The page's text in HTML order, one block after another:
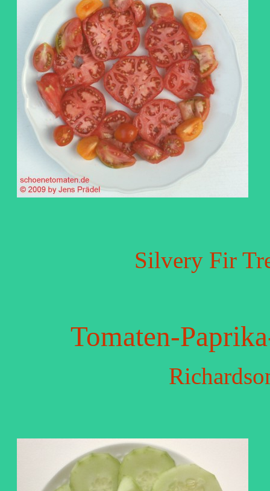
Silvery Fir
Tomaten-